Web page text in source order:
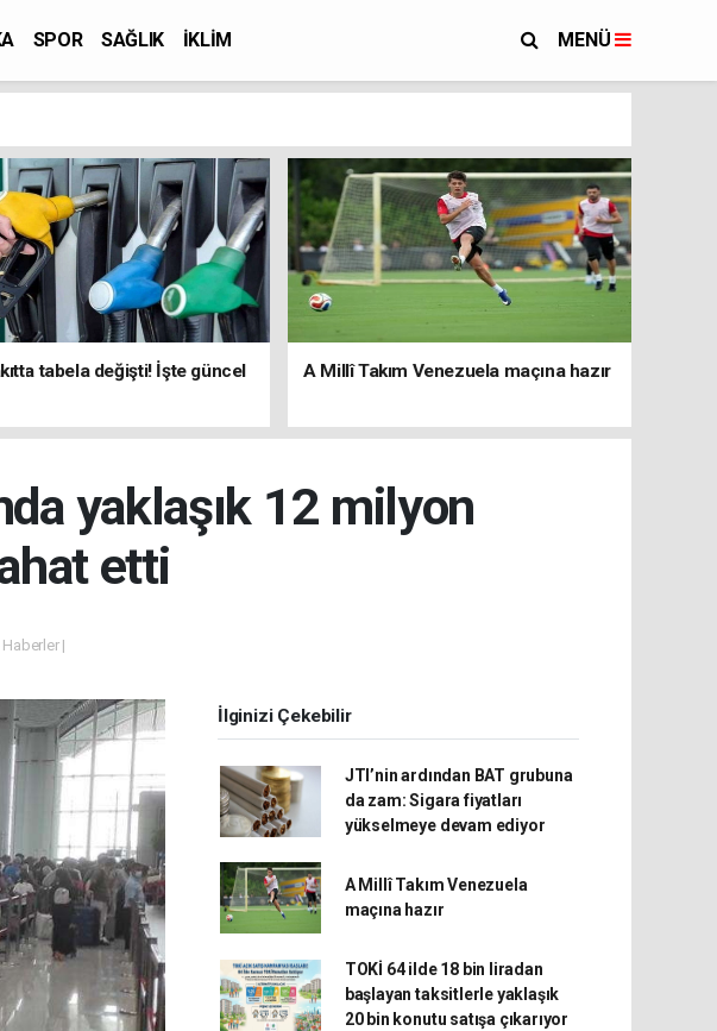
SPOR SAĞLIK İKLİM MENÜ
tabela değişti! İşte güncel
A Millî Takım Venezuela maçına hazır
yaklaşık 12 milyon
etti
|
İlginizi Çekebilir
JTI’nin ardından BAT grubuna
da zam: Sigara fiyatları
yükselmeye devam ediyor
A Millî Takım Venezuela
maçına hazır
TOKİ 64 ilde 18 bin liradan
başlayan taksitlerle yaklaşık
20 bin konutu satışa çıkarıyor